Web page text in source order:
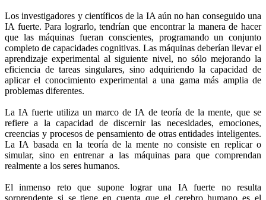
Los investigadores y científicos de la IA aún no han conseguido una
IA fuerte. Para lograrlo, tendrían que encontrar la manera de hacer
que las máquinas fueran conscientes, programando un conjunto
completo de capacidades cognitivas. Las máquinas deberían llevar el
aprendizaje experimental al siguiente nivel, no sólo mejorando la
eficiencia de tareas singulares, sino adquiriendo la capacidad de
aplicar el conocimiento experimental a una gama más amplia de
problemas diferentes.
La IA fuerte utiliza un marco de IA de teoría de la mente, que se
refiere a la capacidad de discernir las necesidades, emociones,
creencias y procesos de pensamiento de otras entidades inteligentes.
La IA basada en la teoría de la mente no consiste en replicar o
simular, sino en entrenar a las máquinas para que comprendan
realmente a los seres humanos.
El inmenso reto que supone lograr una IA fuerte no resulta
sorprendente si se tiene en cuenta que el cerebro humano es el